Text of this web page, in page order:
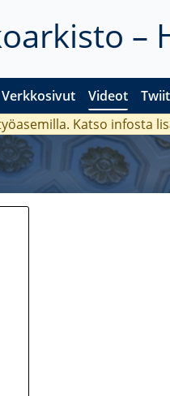
–
Verkkosivut Videot
Katso infosta